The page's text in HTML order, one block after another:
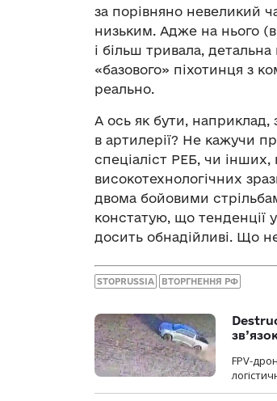
за порівняно невеликий
низьким. Адже на нього
і більш тривала,
«базового» піхотинця з
реально.
А ось як бути,
в артилерії? Не кажучи
спеціаліст РЕБ, чи інших,
високотехнологічних
двома бойовими
констатую, що тенденції
досить обнадійливі. Що
STOPRUSSIA ВТОРГНЕННЯ РФ
FPV-